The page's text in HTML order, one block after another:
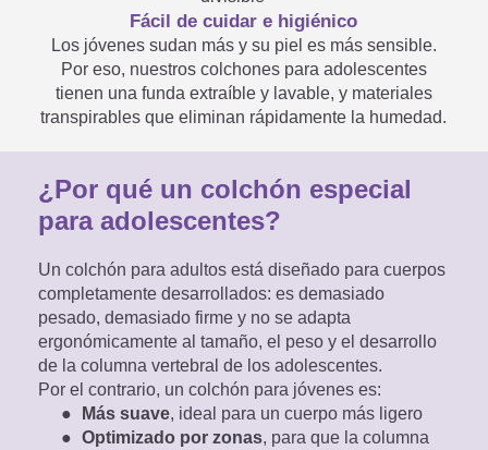
Mi colchón no se ajusta a la
medida especificada. ¿Y ahora
qué?

Medidas máximas posibles
para las medidas especiales de
colchones infantiles y
juveniles:

Fácil de cuidar e higiénico
Los jóvenes sudan más y su piel es más sensible.
Por eso, nuestros colchones para adolescentes
tienen una funda extraíble y lavable, y materiales
transpirables que eliminan rápidamente la humedad.
¿Por qué un colchón especial
para adolescentes?
Un colchón para adultos está diseñado para cuerpos
completamente desarrollados: es demasiado
pesado, demasiado firme y no se adapta
ergonómicamente al tamaño, el peso y el desarrollo
de la columna vertebral de los adolescentes.
Por el contrario, un colchón para jóvenes es:
Más suave, ideal para un cuerpo más ligero
Optimizado por zonas, para que la columna